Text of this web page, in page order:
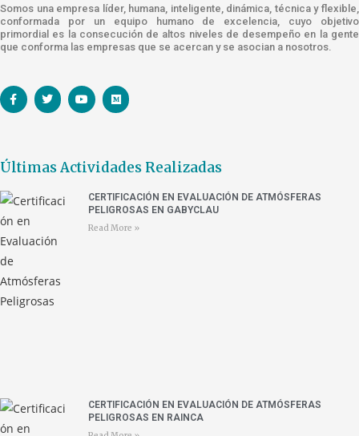
Somos una empresa líder, humana, inteligente, dinámica, técnica y flexible,
conformada por un equipo humano de excelencia, cuyo objetivo
primordial es la consecución de altos niveles de desempeño en la gente
que conforma las empresas que se acercan y se asocian a nosotros.
Últimas Actividades Realizadas
CERTIFICACIÓN EN EVALUACIÓN DE ATMÓSFERAS
PELIGROSAS EN GABYCLAU
Read More »
CERTIFICACIÓN EN EVALUACIÓN DE ATMÓSFERAS
PELIGROSAS EN RAINCA